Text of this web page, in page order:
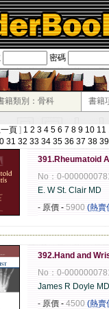
密碼
籍類別：骨科 書籍
頁 ] 1 2 3 4 5 6 7 8 9 10 11
31 32 33 34 35 36 37 38 39
391.Rheumatoid
No：0-
E. W St. Clair MD
- 原價 - 5900 (熱賣
392.Hand and
No：0-
James R Doyle MD
- 原價 - 4500 (熱賣